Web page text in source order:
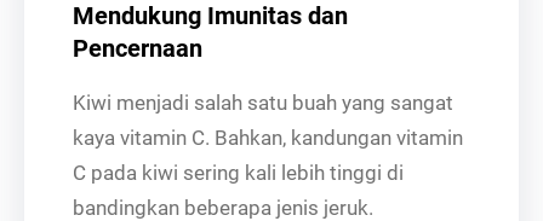
Mendukung Imunitas dan
Pencernaan
Kiwi menjadi salah satu buah yang sangat
kaya vitamin C. Bahkan, kandungan vitamin
C pada kiwi sering kali lebih tinggi di
bandingkan beberapa jenis jeruk.